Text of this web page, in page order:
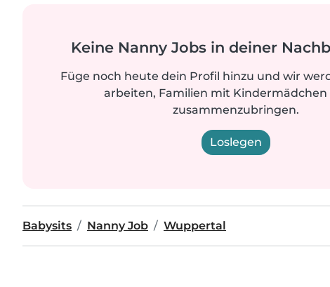
Keine Nanny Jobs in deiner
Füge noch heute dein Profil hinzu und wir
arbeiten, Familien mit Kindermädchen
zusammenzubringen.
Loslegen
Babysits Nanny Job Wuppertal